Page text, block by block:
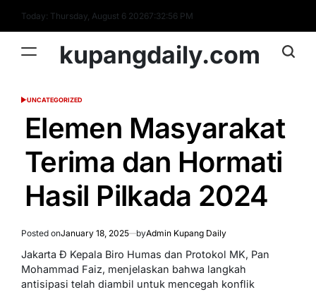
content
Today: Thursday, August 6 20267:32:57 PM
kupangdaily.com
POSTED
UNCATEGORIZED
Elemen Masyarakat
Terima dan Hormati
Hasil Pilkada 2024
Posted onJanuary 18, 2025 byAdmin Kupang Daily
Jakarta Đ Kepala Biro Humas dan Protokol MK, Pan
Mohammad Faiz, menjelaskan bahwa langkah
antisipasi telah diambil untuk mencegah konflik